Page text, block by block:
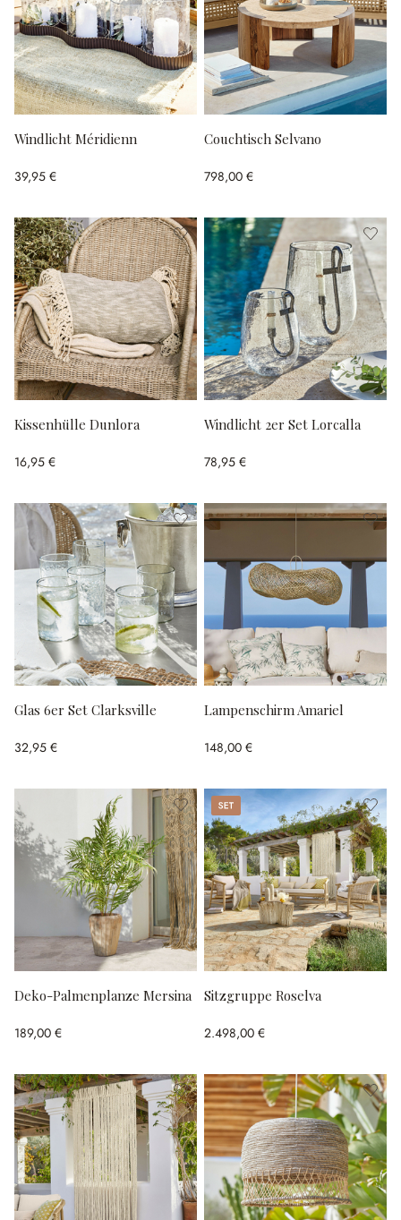
Windlicht Méridienn
39,95 €
Couchtisch Selvano
798,00 €
Kissenhülle Dunlora
16,95 €
Windlicht 2er Set Lorcalla
78,95 €
Glas 6er Set Clarksville
32,95 €
Lampenschirm Amariel
148,00 €
Deko-Palmenplanze Mersina
189,00 €
Set
Sitzgruppe Roselva
2.498,00 €